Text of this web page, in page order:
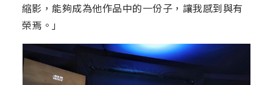
縮影，能夠成為他作品中的一份子，讓我感到與有
榮焉。」